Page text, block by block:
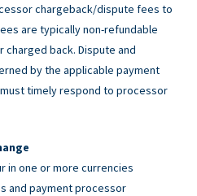
chargeback/dispute fees to
are typically non-refundable
back. Dispute and
by the applicable payment
timely respond to processor
in one or more currencies
and payment processor